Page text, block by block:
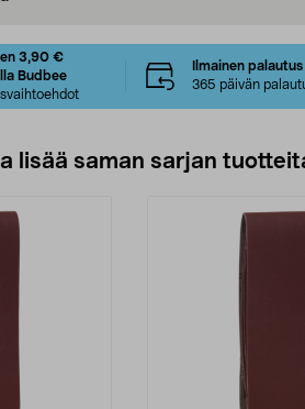
3,90 €
Budbee
Ilmainen
365 päivän
lisää saman sarjan